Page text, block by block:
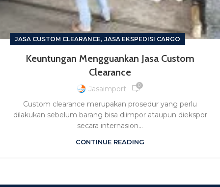
JASA CUSTOM CLEARANCE, JASA EKSPEDISI CARGO
Keuntungan Mengguankan Jasa Custom
Clearance
Jasaimport 0
Custom clearance merupakan prosedur yang perlu
dilakukan sebelum barang bisa diimpor ataupun diekspor
secara internasion...
CONTINUE READING